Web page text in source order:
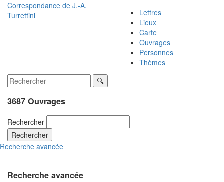
Correspondance de J.-A.
Turrettini
Lettres
Lieux
Carte
Ouvrages
Personnes
Thèmes
3687 Ouvrages
Rechercher
Rechercher
Recherche avancée
Recherche avancée